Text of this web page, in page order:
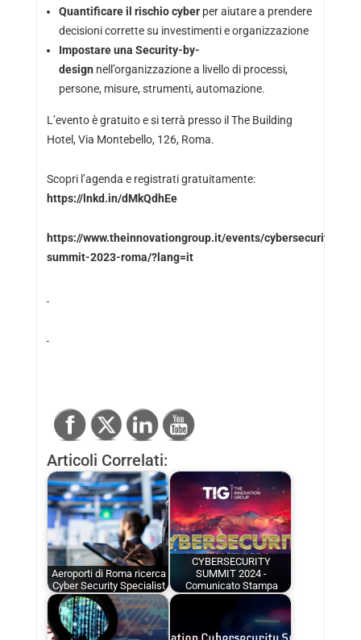
Quantificare il rischio cyberper aiutare a prendere
decisioni corrette su investimenti e organizzazione
Impostare una Security-by-
design nell’organizzazione a livello di processi,
persone, misure, strumenti, automazione.
L’evento è gratuito e si terrà presso il The Building
Hotel, Via Montebello, 126, Roma.
Scopri l’agenda e registrati gratuitamente:
https://lnkd.in/dMkQdhEe
https://www.theinnovationgroup.it/events/cybersecurity-
summit-2023-roma/?lang=it
Articoli Correlati:
Aeroporti di Roma ricerca
Cyber Security Specialist
CYBERSECURITY
SUMMIT 2024 -
Comunicato Stampa